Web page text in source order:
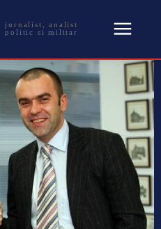
jurnalist, analist
politic si militar